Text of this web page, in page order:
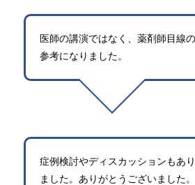
医師の講演ではなく、薬剤師目線
参考になりました。
症例検討やディスカッションもあ
ました。ありがとうございました。